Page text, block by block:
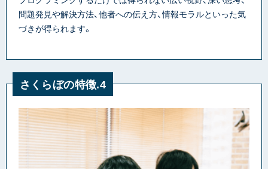
問題発見や解決方法、他者への伝え方、情報モラルといった気
づきが得られます。
さくらぼの特徴.4